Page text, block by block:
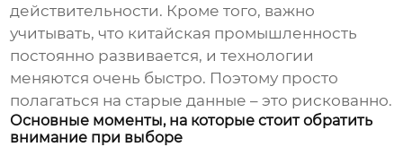
действительности. Кроме того, важно
учитывать, что китайская промышленность
постоянно развивается, и технологии
меняются очень быстро. Поэтому просто
полагаться на старые данные – это рискованно.
Основные моменты, на которые стоит обратить
внимание при выборе